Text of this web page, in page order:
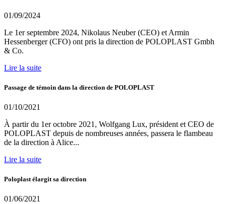
01/09/2024
Le 1er septembre 2024, Nikolaus Neuber (CEO) et Armin
Hessenberger (CFO) ont pris la direction de POLOPLAST Gmbh
& Co.
Lire la suite
Passage de témoin dans la direction de POLOPLAST
01/10/2021
À partir du 1er octobre 2021, Wolfgang Lux, président et CEO de
POLOPLAST depuis de nombreuses années, passera le flambeau
de la direction à Alice...
Lire la suite
Poloplast élargit sa direction
01/06/2021